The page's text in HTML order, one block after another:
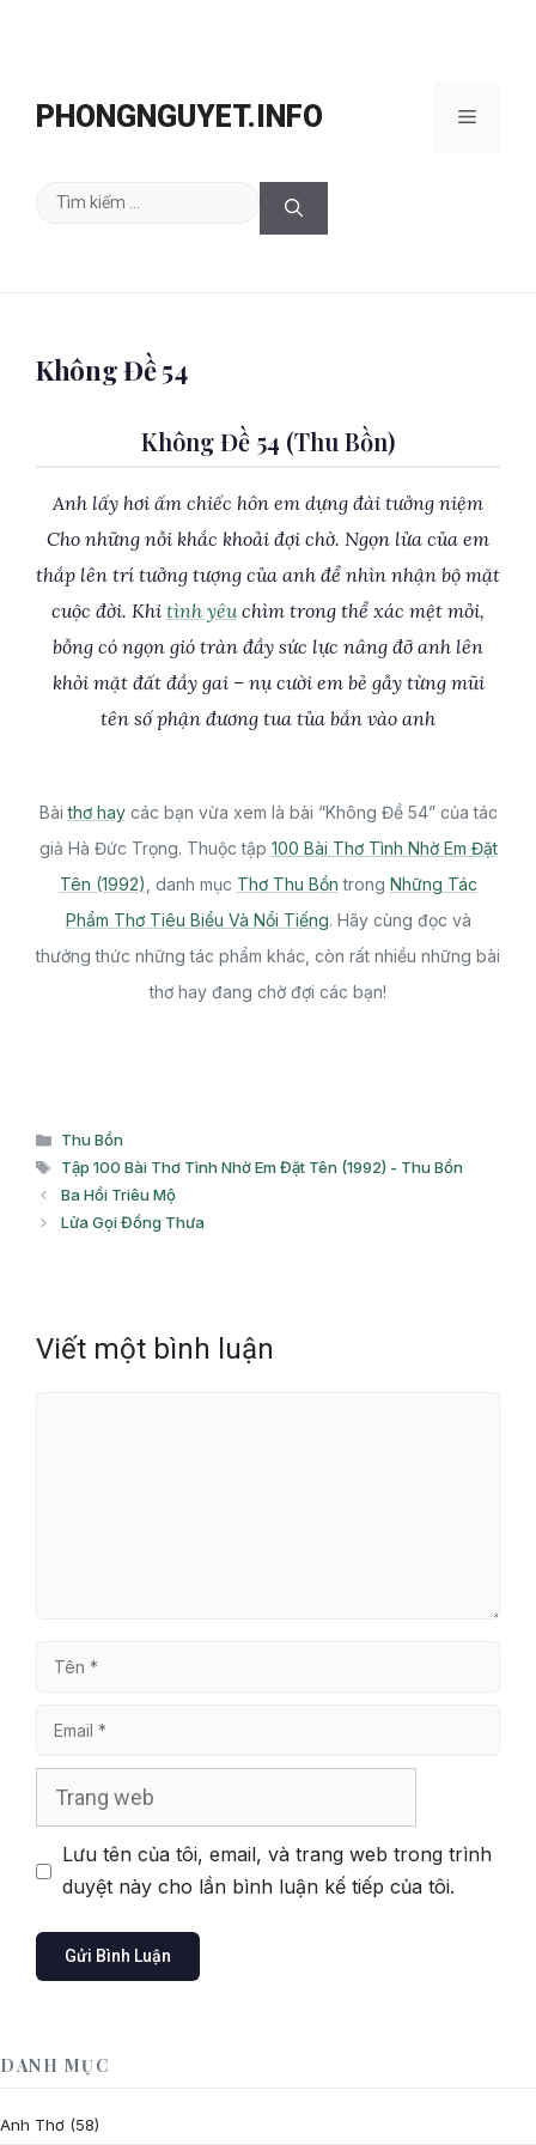
PHONGNGUYET.INFO Menu
Tìm
Không Đề 54
Không Đề 54 (Thu Bồn)
Anh lấy hơi ấm chiếc hôn em dựng đài tưởng niệm
Cho những nỗi khắc khoải đợi chờ. Ngọn lửa của em
thắp lên trí tưởng tượng của anh để nhìn nhận bộ mặt
cuộc đời. Khi tình yêuchìm trong thể xác mệt mỏi,
bỗng có ngọn gió tràn đầy sức lực nâng đỡ anh lên
khỏi mặt đất đầy gai – nụ cười em bẻ gẫy từng mũi
tên số phận đương tua tủa bắn vào anh
Bàithơ haycác bạn vừa xem là bài “Không Đề 54” của tác
giả Hà Đức Trọng. Thuộc tập 100 Bài Thơ Tình Nhờ Em Đặt
Tên (1992) , danh mục Thơ Thu Bồn trong Những Tác
Phẩm Thơ Tiêu Biểu Và Nổi Tiếng. Hãy cùng đọc và
thưởng thức những tác phẩm khác, còn rất nhiều những bài
thơ hay đang chờ đợi các bạn!
Danh
mục
Thu Bồn
Thẻ
Tập 100 Bài Thơ Tình Nhờ Em Đặt Tên (1992) - Thu Bồn
Ba Hồi Triêu Mộ
Lửa Gọi Đồng Thưa
Viết một bình luận
Tên
Email
Lưu tên của tôi, email, và trang web trong trình
duyệt này cho lần bình luận kế tiếp của tôi.
DANH MỤC
Anh Thơ (58)